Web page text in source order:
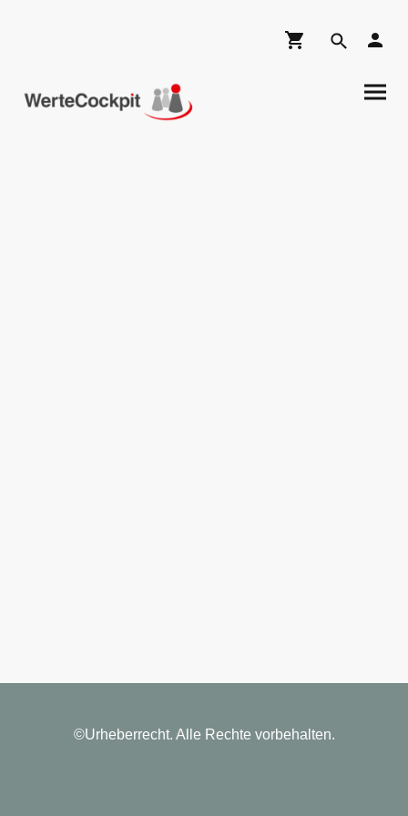
©Urheberrecht. Alle Rechte vorbehalten.